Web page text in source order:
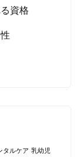
資格
タルケア 乳幼児